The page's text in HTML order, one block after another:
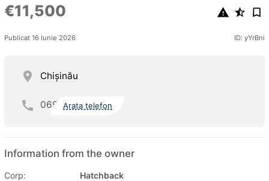
€11,500
Publicat 16 Iunie 2026 ID: yYrBni
Chişinău
069 Arata telefon
Information from the owner
Corp:
Hatchback